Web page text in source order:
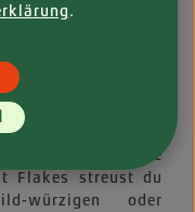
Pizza, Pasta &
veganen cheese
Flakes streust du
würzigen oder
.